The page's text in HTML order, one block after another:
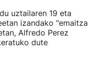
uztailaren 19 eta
izandako "emaitza
Alfredo Perez
dute